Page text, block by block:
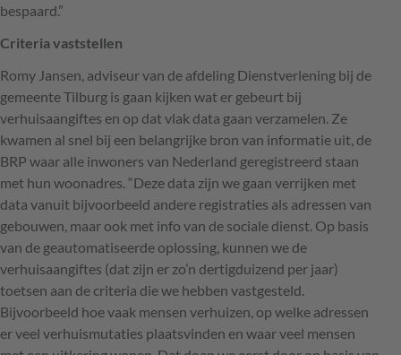
bespaard.”
Criteria vaststellen
Romy Jansen, adviseur van de afdeling Dienstverlening bij de
gemeente Tilburg is gaan kijken wat er gebeurt bij
verhuisaangiftes en op dat vlak data gaan verzamelen. Ze
kwamen al snel bij een belangrijke bron van informatie uit, de
BRP waar alle inwoners van Nederland geregistreerd staan
met hun woonadres. “Deze data zijn we gaan verrijken met
data vanuit bijvoorbeeld andere registraties als adressen van
gebouwen, maar ook met info van de sociale dienst. Op basis
van de geautomatiseerde oplossing, kunnen we de
verhuisaangiftes (dat zijn er zo’n dertigduizend per jaar)
toetsen aan de criteria die we hebben vastgesteld.
Bijvoorbeeld hoe vaak mensen verhuizen, op welke adressen
er veel verhuismutaties plaatsvinden en waar veel mensen